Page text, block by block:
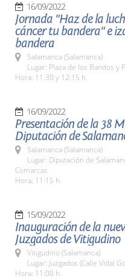
16/09/2022
Jornada "Haz de la
cáncer tu bandera" e
bandera
Salamanca (Salamanca)
Lugar: Plaza de los Bandos y
Hora: 11:30 y 12:15 h.
16/09/2022
Presentación de la 38
Diputación de
Salamanca (Salamanca)
Lugar: Diputación de
Comarcas
Hora: 11:15 h.
15/09/2022
Inauguración de la
Juzgados de Vitigudino
Vitigudino (Salamanca)
Lugar: Juzgados (Calle Vidal
Hora: 11:00 h.